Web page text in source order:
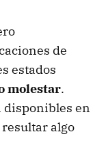
de
estados
molestar.
disponibles en
algo